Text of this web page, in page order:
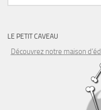
LE PETIT CAVEAU
Découvrez notre maison